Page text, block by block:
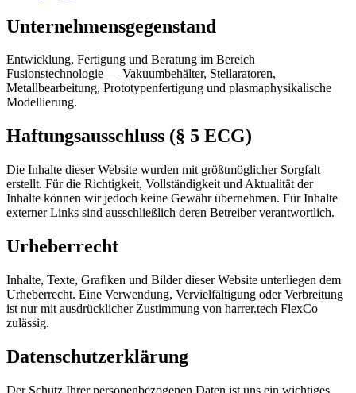
Unternehmensgegenstand
Entwicklung, Fertigung und Beratung im Bereich
Fusionstechnologie — Vakuumbehälter, Stellaratoren,
Metallbearbeitung, Prototypenfertigung und plasmaphysikalische
Modellierung.
Haftungsausschluss (§ 5 ECG)
Die Inhalte dieser Website wurden mit größtmöglicher Sorgfalt
erstellt. Für die Richtigkeit, Vollständigkeit und Aktualität der
Inhalte können wir jedoch keine Gewähr übernehmen. Für Inhalte
externer Links sind ausschließlich deren Betreiber verantwortlich.
Urheberrecht
Inhalte, Texte, Grafiken und Bilder dieser Website unterliegen dem
Urheberrecht. Eine Verwendung, Vervielfältigung oder Verbreitung
ist nur mit ausdrücklicher Zustimmung von harrer.tech FlexCo
zulässig.
Datenschutzerklärung
Der Schutz Ihrer personenbezogenen Daten ist uns ein wichtiges